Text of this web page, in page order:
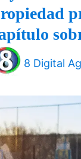
8 Digital